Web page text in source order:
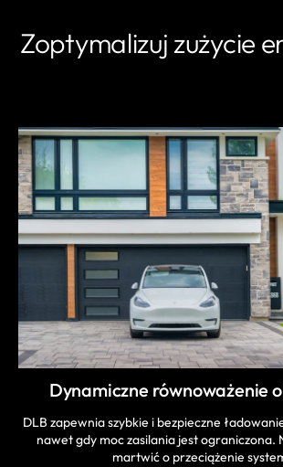
Zoptymalizuj zużycie
Dynamiczne równoważenie
DLB zapewnia szybkie i bezpieczne
nawet gdy moc zasilania jest ograniczona.
martwić o przeciążenie